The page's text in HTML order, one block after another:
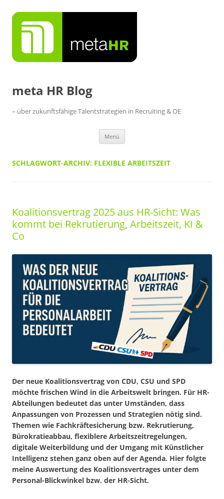
Inhalt
springen
meta HR Blog
– über zukunftsfähige Talentstrategien in Recruiting & OE
Menü
SCHLAGWORT-ARCHIV: FLEXIBLE ARBEITSZEIT
Koalitionsvertrag 2025 aus HR-Sicht: Was
kommt bei Rekrutierung, Arbeitszeit, KI &
Co
Der neue Koalitionsvertrag von CDU, CSU und SPD
möchte frischen Wind in die Arbeitswelt bringen. Für HR-
Abteilungen bedeutet das unter Umständen, dass
Anpassungen von Prozessen und Strategien nötig sind.
Themen wie Fachkräftesicherung bzw. Rekrutierung,
Bürokratieabbau, flexiblere Arbeitszeitregelungen,
digitale Weiterbildung und der Umgang mit Künstlicher
Intelligenz stehen ganz oben auf der Agenda. Hier folgte
meine Auswertung des Koalitionsvertrages unter dem
Personal-Blickwinkel bzw. der HR-Sicht.